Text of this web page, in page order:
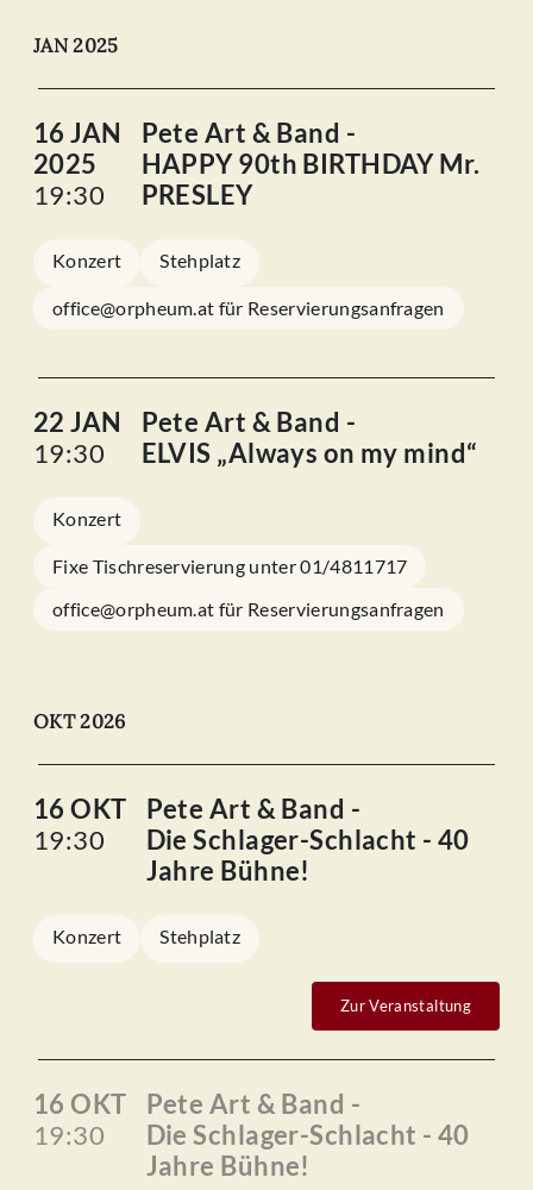
JAN 2025
16 JAN
2025
19:30
Pete Art & Band -
HAPPY 90th BIRTHDAY Mr.
PRESLEY
Konzert Stehplatz
office@orpheum.at für Reservierungsanfragen
22 JAN
19:30
Pete Art & Band -
ELVIS „Always on my mind“
Konzert
Fixe Tischreservierung unter 01/4811717
office@orpheum.at für Reservierungsanfragen
OKT 2026
16 OKT
19:30
Pete Art & Band -
Die Schlager-Schlacht - 40
Jahre Bühne!
Konzert Stehplatz
Zur Veranstaltung
16 OKT
19:30
Pete Art & Band -
Die Schlager-Schlacht - 40
Jahre Bühne!